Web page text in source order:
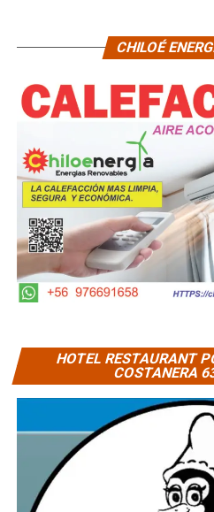
CHILOÉ
HOTEL RESTAURANT
COSTANERA